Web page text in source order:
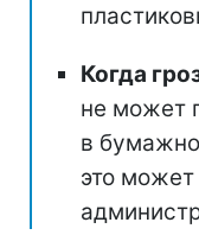
Когда
не может
в
это